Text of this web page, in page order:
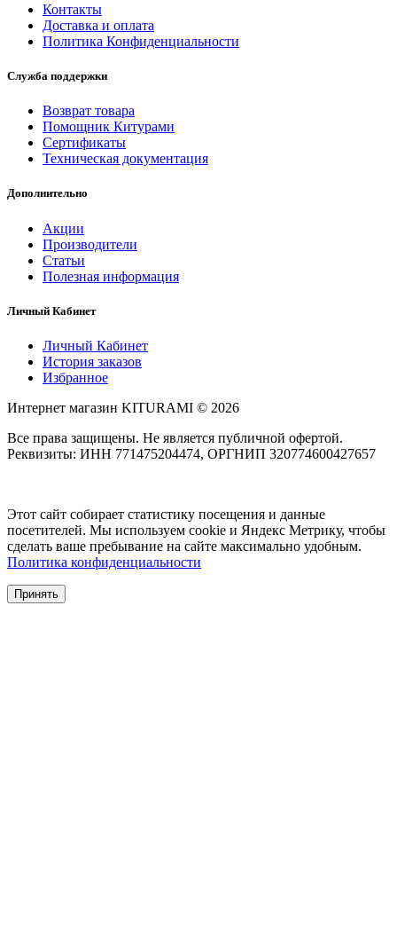
Контакты
Доставка и оплата
Политика Конфиденциальности
Служба поддержки
Возврат товара
Помощник Китурами
Сертификаты
Техническая документация
Дополнительно
Акции
Производители
Статьи
Полезная информация
Личный Кабинет
Личный Кабинет
История заказов
Избранное
Интернет магазин KITURAMI © 2026
Все права защищены. Не является публичной офертой.
Реквизиты: ИНН 771475204474, ОРГНИП 320774600427657
Этот сайт собирает статистику посещения и данные
посетителей. Мы используем cookie и Яндекс Метрику, чтобы
сделать ваше пребывание на сайте максимально удобным.
Политика конфиденциальности
Принять